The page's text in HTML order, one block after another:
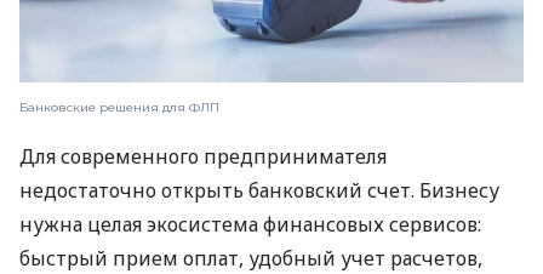
Банковские решения для ФЛП
Для современного предпринимателя
недостаточно открыть банковский счет. Бизнесу
нужна целая экосистема финансовых сервисов:
быстрый прием оплат, удобный учет расчетов,